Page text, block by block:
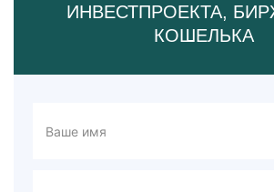
ИНВЕСТПРОЕКТА,
КОШЕЛЬКА